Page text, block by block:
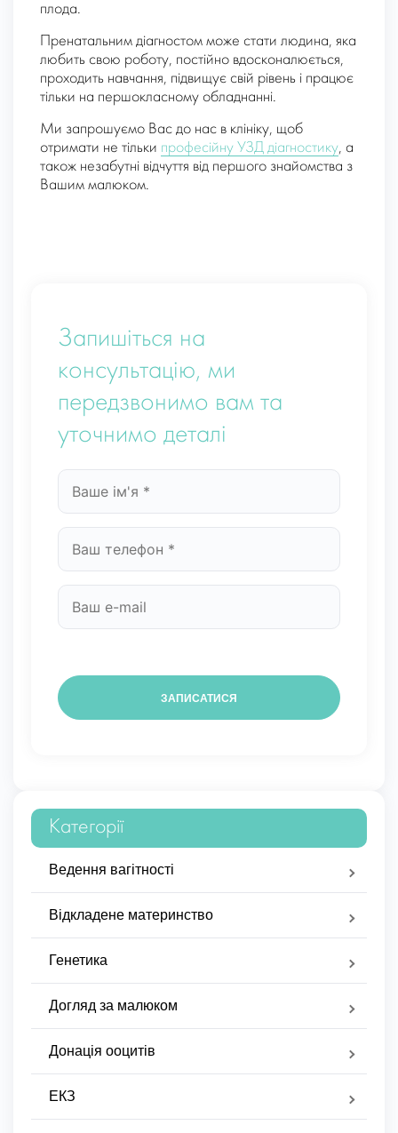
плода.
Пренатальним діагностом може стати людина, яка
любить свою роботу, постійно вдосконалюється,
проходить навчання, підвищує свій рівень і працює
тільки на першокласному обладнанні.
Ми запрошуємо Вас до нас в клініку, щоб
отримати не тільки професійну УЗД діагностику, а
також незабутні відчуття від першого знайомства з
Вашим малюком.
Запишіться на
консультацію, ми
передзвонимо вам та
уточнимо деталі
Категорії
Ведення вагітності
Відкладене материнство
Генетика
Догляд за малюком
Донація ооцитів
ЕКЗ